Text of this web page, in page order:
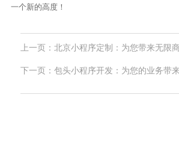
一个新的高度！
上一页：北京小程序定制：为您带来无限
下一页：包头小程序开发：为您的业务带